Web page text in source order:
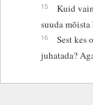
15
Kuid
suuda mõista
16
Sest kes
juhatada?